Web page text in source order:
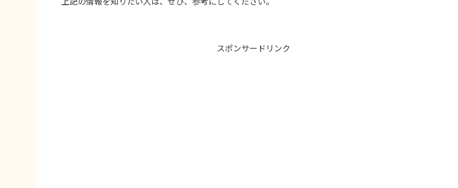
スポンサードリンク